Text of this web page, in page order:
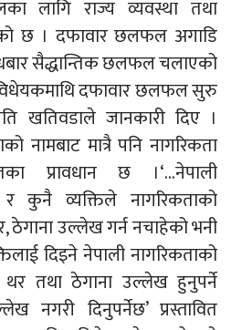
लागि राज्य व्यवस्था तथा
छ । दफावार छलफल अगाडि
सैद्धान्तिक छलफल चलाएको
विधेयकमाथि दफावार छलफल सुरु
खतिवडाले जानकारी दिए ।
नामबाट मात्रै पनि नागरिकता
प्रावधान छ ।‘…नेपाली
र कुनै व्यक्तिले नागरिकताको
ठेगाना उल्लेख गर्न नचाहेको भनी
दिइने नेपाली नागरिकताको
थर तथा ठेगाना उल्लेख हुनुपर्ने
नगरी दिनुपर्नेछ’ प्रस्तावित